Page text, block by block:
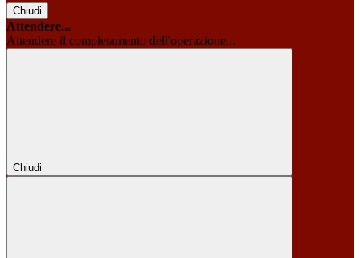
Chiudi
Attendere...
Attendere il completamento dell'operazione...
Chiudi